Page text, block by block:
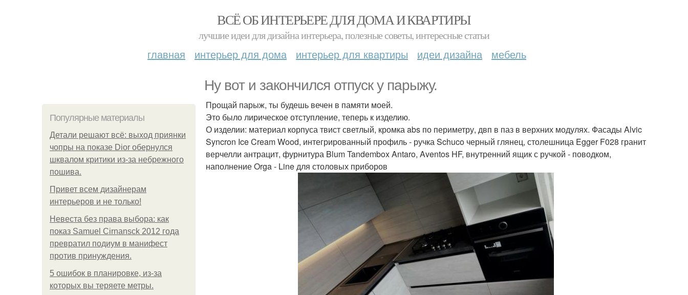
ВСЁ ОБ ИНТЕРЬЕРЕ ДЛЯ ДОМА И КВАРТИРЫ
лучшие идеи для дизайна интерьера, полезные советы, интересные статьи
главная интерьер для дома интерьер для квартиры идеи дизайна мебель
Ну вот и закончился отпуск у парыжу.
Популярные материалы
Детали решают всё: выход приянки
чопры на показе Dior обернулся
шквалом критики из-за небрежного
пошива.
Привет всем дизайнерам
интерьеров и не только!
Невеста без права выбора: как
показ Samuel Cirnansck 2012 года
превратил подиум в манифест
против принуждения.
5 ошибок в планировке, из-за
которых вы теряете метры.
Прощай парыж, ты будешь вечен в памяти моей.
Это было лирическое отступление, теперь к изделию.
О изделии: материал корпуса твист светлый, кромка abs по периметру, двп в паз в верхних модулях. Фасады Alvic
Syncron Ice Cream Wood, интегрированный профиль - ручка Schuco черный глянец, столешница Egger F028 гранит
верчелли антрацит, фурнитура Blum Tandembox Antaro, Aventos HF, внутренний ящик с ручкой - поводком,
наполнение Orga - Line для столовых приборов